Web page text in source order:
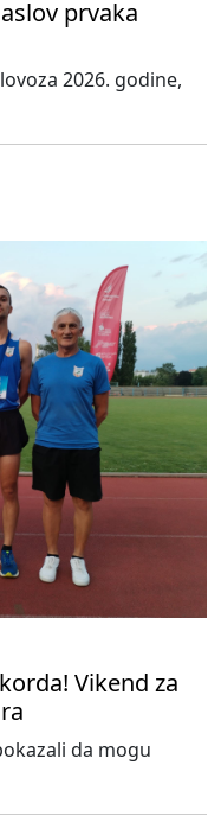
prvaka
2026. godine,
Vikend za
da mogu